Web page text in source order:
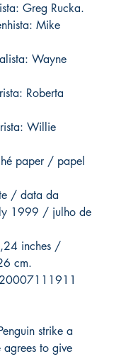
Greg Rucka.
Mike
Wayne
Roberta
Willie
paper / papel
/ data da
1999 / julho de
inches /
cm.
strike a
agrees to give